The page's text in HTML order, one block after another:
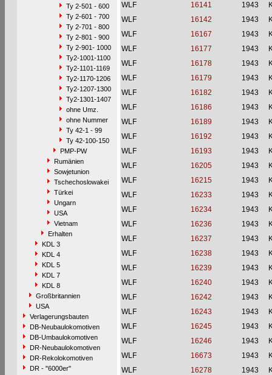
Ty 2-501 - 600
Ty 2-601 - 700
Ty 2-701 - 800
Ty 2-801 - 900
Ty 2-901- 1000
Ty2-1001-1100
Ty2-1101-1169
Ty2-1170-1206
Ty2-1207-1300
Ty2-1301-1407
ohne Umz.
ohne Nummer
Ty 42-1 - 99
Ty 42-100-150
PMP-PW
Rumänien
Sowjetunion
Tschechoslowakei
Türkei
Ungarn
USA
Vietnam
Erhalten
KDL 3
KDL 4
KDL 5
KDL 7
KDL 8
Großbritannien
USA
Verlagerungsbauten
DB-Neubaulokomotiven
DB-Umbaulokomotiven
DR-Neubaulokomotiven
DR-Rekolokomotiven
DR - "6000er"
WLF
16141 1943
WLF
16142 1943
WLF
16167 1943
WLF
16177 1943
WLF
16178 1943
WLF
16179 1943
WLF
16182 1943
WLF
16186 1943
WLF
16189 1943
WLF
16192 1943
WLF
16193 1943
WLF
16205 1943
WLF
16215 1943
WLF
16233 1943
WLF
16234 1943
WLF
16236 1943
WLF
16237 1943
WLF
16238 1943
WLF
16239 1943
WLF
16240 1943
WLF
16242 1943
WLF
16243 1943
WLF
16245 1943
WLF
16246 1943
WLF
16673 1943
WLF
16278 1943